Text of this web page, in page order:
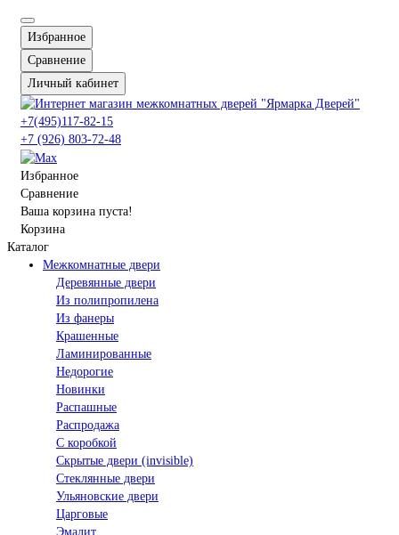
Избранное
Сравнение
Личный кабинет
+7(495)117-82-15
+7 (926) 803-72-48
Избранное
Сравнение
Ваша корзина пуста!
Корзина
Каталог
Межкомнатные двери
Деревянные двери
Из полипропилена
Из фанеры
Крашенные
Ламинированные
Недорогие
Новинки
Распашные
Распродажа
С коробкой
Скрытые двери (invisible)
Стеклянные двери
Ульяновские двери
Царговые
Эмалит